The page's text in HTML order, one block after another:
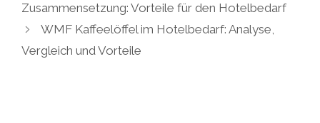
Zusammensetzung: Vorteile für den Hotelbedarf
WMF Kaffeelöffel im Hotelbedarf: Analyse,
Vergleich und Vorteile